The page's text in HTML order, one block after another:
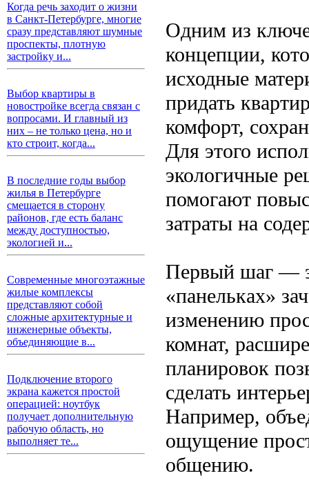
Когда речь заходит о жизни
в Санкт-Петербурге, многие
сразу представляют шумные
проспекты, плотную
застройку и...
Выбор квартиры в
новостройке всегда связан с
вопросами. И главный из
них – не только цена, но и
кто строит, когда...
В последние годы выбор
жилья в Петербурге
смещается в сторону
районов, где есть баланс
между доступностью,
экологией и...
Современные многоэтажные
жилые комплексы
представляют собой
сложные архитектурные и
инженерные объекты,
объединяющие в...
Подключение второго
экрана кажется простой
операцией: ноутбук
получает дополнительную
рабочую область, но
выполняет те...
Одним из
концепции,
исходные
придать
комфорт,
Для этого
экологичные
помогают
затраты на
Первый шаг —
«панельках»
изменению
комнат,
планировок
сделать
Например,
ощущение
общению.